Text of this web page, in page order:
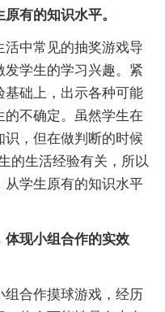
有的知识水平。
中常见的抽奖游戏导
发学生的学习兴趣。紧
基础上，出示各种可能
不确定。虽然学生在
，但在做判断的时候
的生活经验有关，所以
从学生原有的知识水平
体现小组合作的实效
合作摸球游戏，经历